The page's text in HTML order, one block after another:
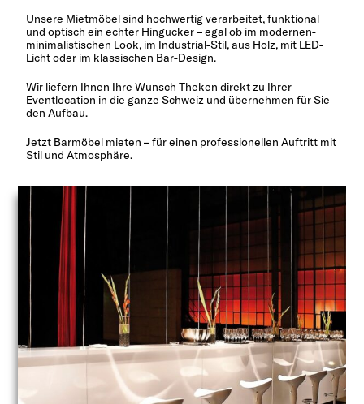
Unsere Mietmöbel sind hochwertig verarbeitet, funktional
und optisch ein echter Hingucker – egal ob im modernen-
minimalistischen Look, im Industrial-Stil, aus Holz, mit LED-
Licht oder im klassischen Bar-Design.
Wir liefern Ihnen Ihre Wunsch Theken direkt zu Ihrer
Eventlocation in die ganze Schweiz und übernehmen für Sie
den Aufbau.
Jetzt Barmöbel mieten – für einen professionellen Auftritt mit
Stil und Atmosphäre.